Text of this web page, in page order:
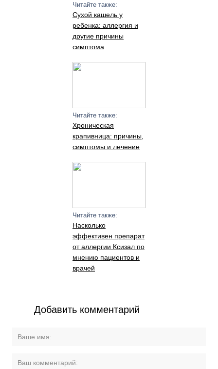
Читайте также:
Сухой кашель у
ребенка: аллергия и
другие причины
симптома
Читайте также:
Хроническая
крапивница: причины,
симптомы и лечение
Читайте также:
Насколько
эффективен препарат
от аллергии Ксизал по
мнению пациентов и
врачей
Добавить комментарий